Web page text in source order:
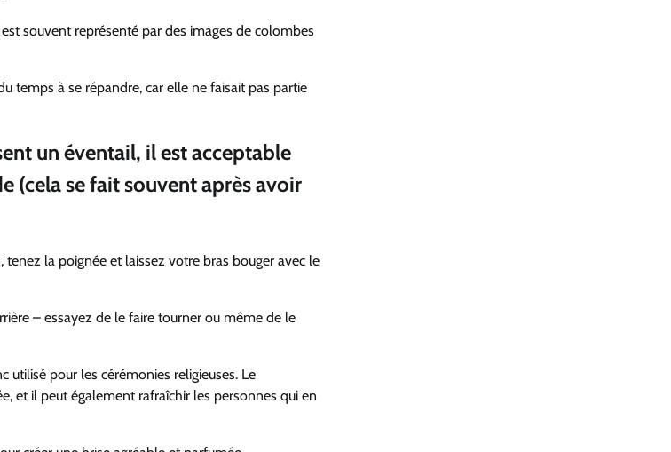
souvent représenté par des images de colombes
temps à se répandre, car elle ne faisait pas partie
un éventail, il est acceptable
(cela se fait souvent après avoir
la poignée et laissez votre bras bouger avec le
– essayez de le faire tourner ou même de le
utilisé pour les cérémonies religieuses. Le
et il peut également rafraîchir les personnes qui en